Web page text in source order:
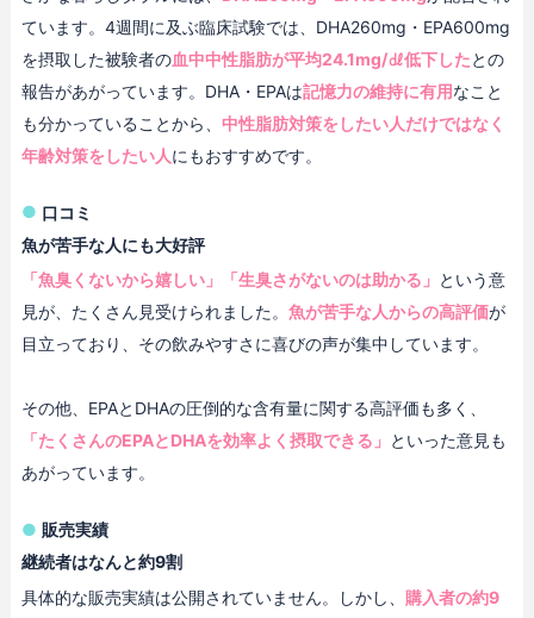
ています。4週間に及ぶ臨床試験では、DHA260mg・EPA600mg
を摂取した被験者の血中中性脂肪が平均24.1mg/㎗低下したとの
報告があがっています。DHA・EPAは記憶力の維持に有用なこと
も分かっていることから、 中性脂肪対策をしたい人だけではなく
年齢対策をしたい人にもおすすめです。
口コミ
魚が苦手な人にも大好評
「魚臭くないから嬉しい」「生臭さがないのは助かる」 という意
見が、たくさん見受けられました。 魚が苦手な人からの高評価が
目立っており、その飲みやすさに喜びの声が集中しています。
その他、EPAとDHAの圧倒的な含有量に関する高評価も多く、
「たくさんのEPAとDHAを効率よく摂取できる」 といった意見も
あがっています。
販売実績
継続者はなんと約9割
具体的な販売実績は公開されていません。しかし、 購入者の約9